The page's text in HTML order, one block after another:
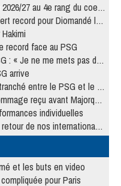
au 4e rang du coefficient UEFA
pour Diomandé loin du PSG
record face au PSG
ne me mets pas de plafond »
arrive
entre le PSG et le Barça
reçu avant Majorque/PSG
individuelles
de nos internationaux »
et les buts en video
pour Paris